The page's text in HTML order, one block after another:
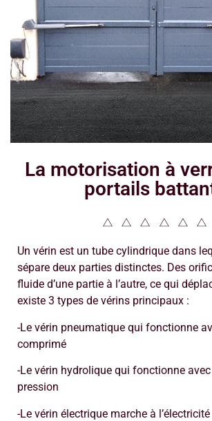
La motorisation à
portails
Un vérin est un tube cylindrique dans
sépare deux parties distinctes. Des
fluide d’une partie à l’autre, ce qui
existe 3 types de vérins principaux :
-Le vérin pneumatique qui fonctionne
comprimé
-Le vérin hydrolique qui fonctionne avec
pression
-Le vérin électrique marche à l’électricité